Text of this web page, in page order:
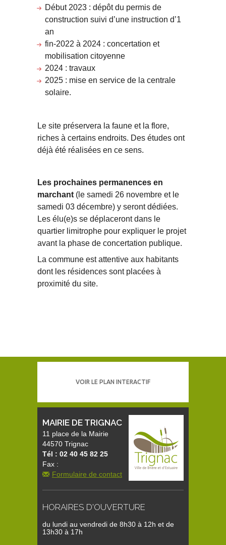
Début 2023 : dépôt du permis de
construction suivi d’une instruction d’1
an
fin-2022 à 2024 : concertation et
mobilisation citoyenne
2024 : travaux
2025 : mise en service de la centrale
solaire.
Le site préservera la faune et la flore,
riches à certains endroits. Des études ont
déjà été réalisées en ce sens.
Les prochaines permanences en
marchant (le samedi 26 novembre et le
samedi 03 décembre) y seront dédiées.
Les élu(e)s se déplaceront dans le
quartier limitrophe pour expliquer le projet
avant la phase de concertation publique.
La commune est attentive aux habitants
dont les résidences sont placées à
proximité du site.
VOIR LE PLAN INTERACTIF
MAIRIE DE TRIGNAC
11 place de la Mairie
44570 Trignac
Tél : 02 40 45 82 25
Fax :
Formulaire de contact
HORAIRES D'OUVERTURE
du lundi au vendredi de 8h30 à 12h et de
13h30 à 17h